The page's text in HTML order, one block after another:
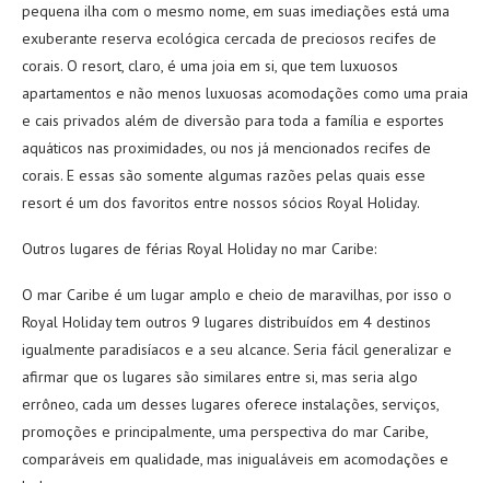
pequena ilha com o mesmo nome, em suas imediações está uma
exuberante reserva ecológica cercada de preciosos recifes de
corais. O resort, claro, é uma joia em si, que tem luxuosos
apartamentos e não menos luxuosas acomodações como uma praia
e cais privados além de diversão para toda a família e esportes
aquáticos nas proximidades, ou nos já mencionados recifes de
corais. E essas são somente algumas razões pelas quais esse
resort é um dos favoritos entre nossos sócios Royal Holiday.
Outros lugares de férias Royal Holiday no mar Caribe:
O mar Caribe é um lugar amplo e cheio de maravilhas, por isso o
Royal Holiday tem outros 9 lugares distribuídos em 4 destinos
igualmente paradisíacos e a seu alcance. Seria fácil generalizar e
afirmar que os lugares são similares entre si, mas seria algo
errôneo, cada um desses lugares oferece instalações, serviços,
promoções e principalmente, uma perspectiva do mar Caribe,
comparáveis em qualidade, mas inigualáveis em acomodações e